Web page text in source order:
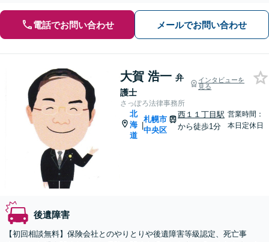
電話でお問い合わせ メールでお問い合わせ
大賀 浩一 弁
護士
インタビューを
見る
さっぽろ法律事務所
北
海
道
|
札幌市
中央区
西１１丁目駅
から徒歩1分
営業時間：
本日定休日
後遺障害
【初回相談無料】保険会社とのやりとりや後遺障害等級認定、死亡事